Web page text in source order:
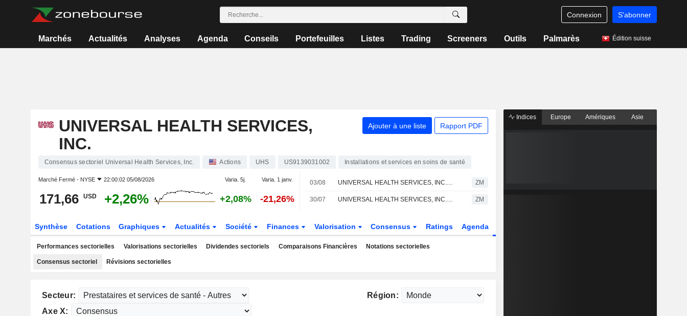
Connexion S'abonner
Marchés Actualités Analyses Agenda Conseils Portefeuilles Listes Trading Screeners Outils Palmarès Édition suisse
UNIVERSAL HEALTH SERVICES,
INC.
Ajouter à une liste Rapport PDF
Consensus sectoriel Universal Health Services, Inc. Actions UHS US9139031002 Installations et services en soins de santé
Marché Fermé - NYSE 22:00:02 05/08/2026 Varia. 5j. Varia. 1 janv.
171,66 USD +2,26% +2,08% -21,26%
03/08 UNIVERSAL HEALTH SERVICES, INC. : RBC Capital Markets maintient son opinion neutre ZM
30/07 UNIVERSAL HEALTH SERVICES, INC. : Goldman Sachs confirme sa recommandation neutre ZM
Synthèse Cotations Graphiques Actualités Société Finances Valorisation Consensus Ratings Agenda
Performances sectorielles Valorisations sectorielles Dividendes sectoriels Comparaisons Financières Notations sectorielles
Consensus sectoriel Révisions sectorielles
Secteur:
Région:
Axe X:
Indices Europe Amériques Asie